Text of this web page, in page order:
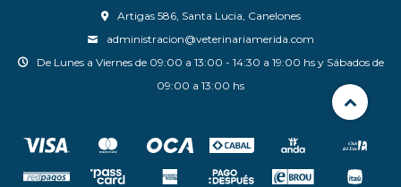
Artigas 586, Santa Lucia, Canelones
administracion@veterinariamerida.com
De Lunes a Viernes de 09:00 a 13:00 - 14:30 a 19:00 hs y Sábados de
09:00 a 13:00 hs